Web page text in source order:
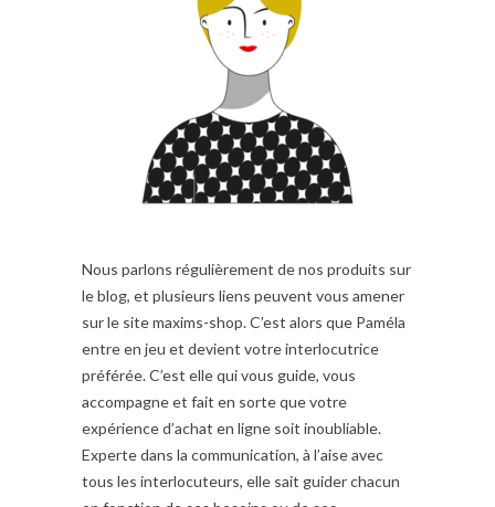
Nous parlons régulièrement de nos produits sur
le blog, et plusieurs liens peuvent vous amener
sur le site maxims-shop. C’est alors que Paméla
entre en jeu et devient votre interlocutrice
préférée. C’est elle qui vous guide, vous
accompagne et fait en sorte que votre
expérience d’achat en ligne soit inoubliable.
Experte dans la communication, à l’aise avec
tous les interlocuteurs, elle sait guider chacun